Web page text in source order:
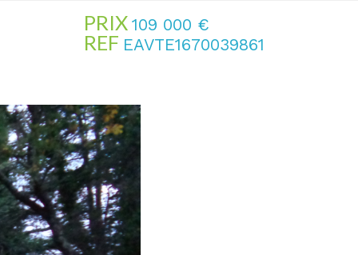
PRIX 109 000 €
REF EAVTE1670039861